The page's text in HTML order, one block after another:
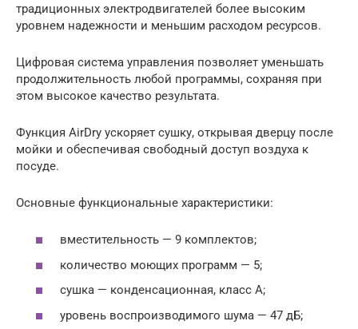
традиционных электродвигателей более высоким
уровнем надежности и меньшим расходом ресурсов.
Цифровая система управления позволяет уменьшать
продолжительность любой программы, сохраняя при
этом высокое качество результата.
Функция AirDry ускоряет сушку, открывая дверцу после
мойки и обеспечивая свободный доступ воздуха к
посуде.
Основные функциональные характеристики:
вместительность — 9 комплектов;
количество моющих программ — 5;
сушка — конденсационная, класс A;
уровень воспроизводимого шума — 47 дБ;